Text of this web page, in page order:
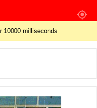
10000 milliseconds